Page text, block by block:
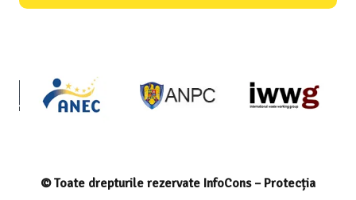
© Toate drepturile rezervate InfoCons – Protecția